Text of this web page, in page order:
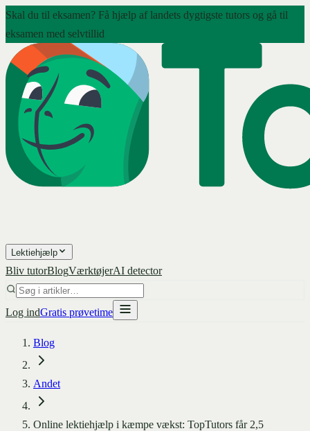
Skal du til eksamen? Få hjælp af landets dygtigste tutors og gå til
eksamen med selvtillid
Lektiehjælp
Bliv tutorBlogVærktøjerAI detector
Log indGratis prøvetime
Blog
Andet
Online lektiehjælp i kæmpe vækst: TopTutors får 2,5